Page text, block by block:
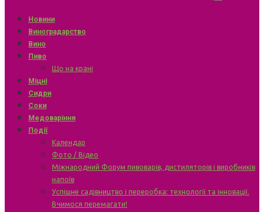
Новини
Виноградарство
Вино
Пиво
Що на крані
Міцні
Сидри
Соки
Медоваріння
Події
Календар
Фото / Відео
Міжнародний Форум пивоварів, дистиляторів і виробників
напоїв
Успішне садівництво і переробка: технології та інновації.
Вчимося перемагати!